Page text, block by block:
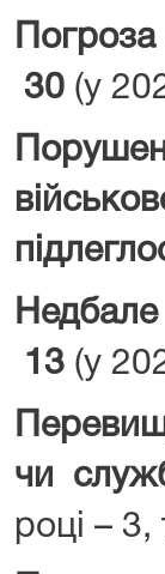
30 (у
13 (у
чи
році –